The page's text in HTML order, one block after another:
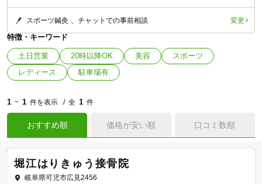
スポーツ鍼灸 チャットでの事前相談 変更
特徴・キーワード
土日営業 20時以降OK 美容
スポーツ
レディース
駐車場有
1 ~ 1 件を表示 全 1 件
おすすめ順 価格が安い順 口コミ数順
堀江はりきゅう接骨院
岐阜県可児市広見2456
「健康にはりを見た」